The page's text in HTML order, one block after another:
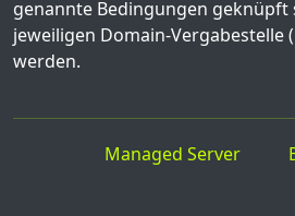
genannte Bedingungen geknüpft
jeweiligen Domain-Vergabestelle
werden.
Managed Server